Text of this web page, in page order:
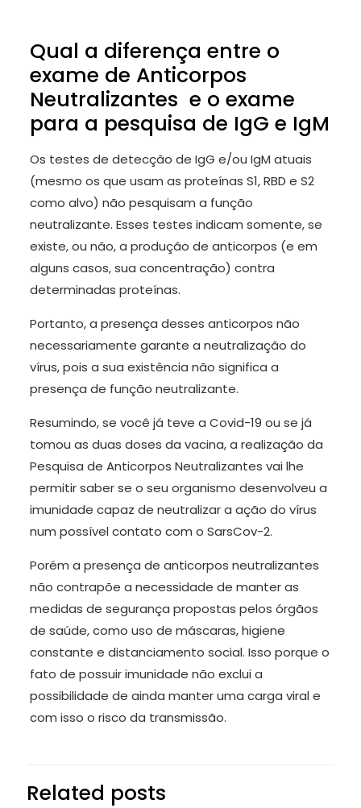
Qual a diferença entre o
exame de Anticorpos
Neutralizantes e o exame
para a pesquisa de IgG e IgM
Os testes de detecção de IgG e/ou IgM atuais
(mesmo os que usam as proteínas S1, RBD e S2
como alvo) não pesquisam a função
neutralizante. Esses testes indicam somente, se
existe, ou não, a produção de anticorpos (e em
alguns casos, sua concentração) contra
determinadas proteínas.
Portanto, a presença desses anticorpos não
necessariamente garante a neutralização do
vírus, pois a sua existência não significa a
presença de função neutralizante.
Resumindo, se você já teve a Covid-19 ou se já
tomou as duas doses da vacina, a realização da
Pesquisa de Anticorpos Neutralizantes vai lhe
permitir saber se o seu organismo desenvolveu a
imunidade capaz de neutralizar a ação do vírus
num possível contato com o SarsCov-2.
Porém a presença de anticorpos neutralizantes
não contrapõe a necessidade de manter as
medidas de segurança propostas pelos órgãos
de saúde, como uso de máscaras, higiene
constante e distanciamento social. Isso porque o
fato de possuir imunidade não exclui a
possibilidade de ainda manter uma carga viral e
com isso o risco da transmissão.
Related posts